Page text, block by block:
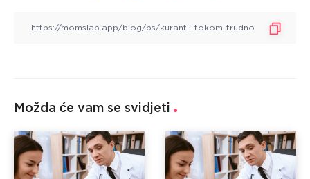
Možda će vam se svidjeti